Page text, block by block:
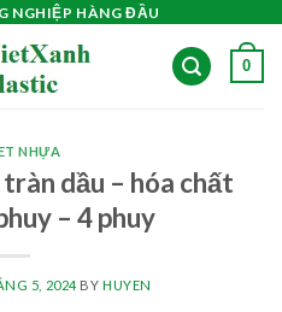
NGHIỆP HÀNG ĐẦU
0
NHỰA
dầu – hóa chất
– 4 phuy
5, 2024BY HUYEN